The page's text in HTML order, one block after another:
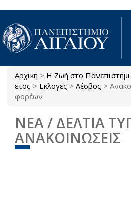
Παράκαμψη προς το κυρίως
Είστε εδώ
Αρχική > Η Ζωή στο
έτος > Εκλογές > Λέσβος >
φορέων
ΝΕΑ / ΔΕΛΤΙΑ
ΑΝΑΚΟΙΝΩΣΕΙΣ